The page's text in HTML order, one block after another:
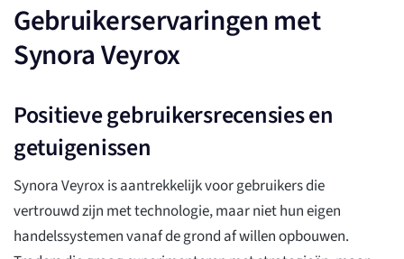
Gebruikerservaringen met
Synora Veyrox
Positieve gebruikersrecensies en
getuigenissen
Synora Veyrox is aantrekkelijk voor gebruikers die
vertrouwd zijn met technologie, maar niet hun eigen
handelssystemen vanaf de grond af willen opbouwen.